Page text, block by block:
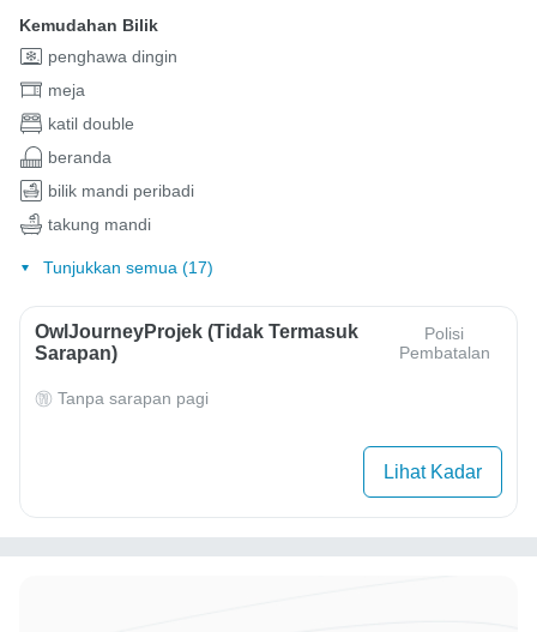
Kemudahan Bilik
penghawa dingin
meja
katil double
beranda
bilik mandi peribadi
takung mandi
Tunjukkan semua (17)
OwlJourneyProjek (Tidak Termasuk
Sarapan)
Polisi
Pembatalan
Tanpa sarapan pagi
Lihat Kadar